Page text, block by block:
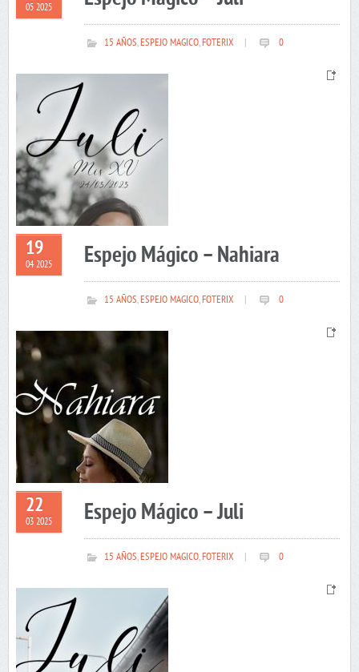
05 2025
15 AÑOS,ESPEJO MAGICO,FOTERIX 0
19
04 2025 Espejo Mágico – Nahiara
15 AÑOS,ESPEJO MAGICO,FOTERIX 0
22
03 2025 Espejo Mágico – Juli
15 AÑOS,ESPEJO MAGICO,FOTERIX 0